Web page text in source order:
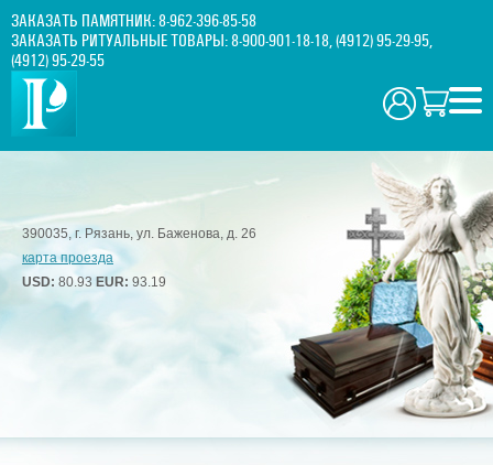
ЗАКАЗАТЬ ПАМЯТНИК:8-962-396-85-58
ЗАКАЗАТЬ РИТУАЛЬНЫЕ ТОВАРЫ:8-900-901-18-18,(4912) 95-29-95,
(4912) 95-29-55
390035, г. Рязань, ул. Баженова, д. 26
карта проезда
USD: 80.93 EUR: 93.19